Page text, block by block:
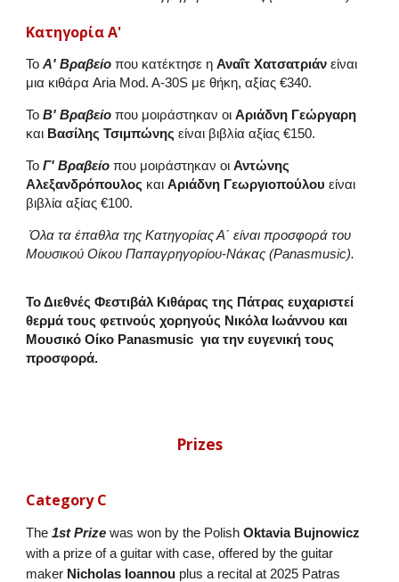
Κατηγορία Α'
ΤοΑ' Βραβείο που κατέκτησε ηΑναΐτ Χατσατριάν είναι
μια κιθάρα Aria Mod. A-30S με θήκη, αξίας €340.
ΤοΒ' Βραβείο που μοιράστηκαν οιΑριάδνη Γεώργαρη
και Βασίλης Τσιμπώνης είναι βιβλία αξίας €150.
ΤοΓ' Βραβείο που μοιράστηκαν οιΑντώνης
Αλεξανδρόπουλος καιΑριάδνη Γεωργιοπούλου είναι
βιβλία αξίας €100.
Όλα τα έπαθλα της Κατηγορίας Α΄ είναι προσφορά του
Μουσικού Οίκου Παπαγρηγορίου-Νάκας (Panasmusic).
Το Διεθνές Φεστιβάλ Κιθάρας της Πάτρας ευχαριστεί
θερμά τους φετινούς χορηγούς Νικόλα Ιωάννου και
Μουσικό Οίκο Panasmusic για την ευγενική τους
προσφορά.
Prizes
Category C
The1stPrize was won by the PolishOktavia Bujnowicz
with a prize of a guitar with case, offered by the guitar
maker Nicholas Ioannou plus a recital at 2025 Patras